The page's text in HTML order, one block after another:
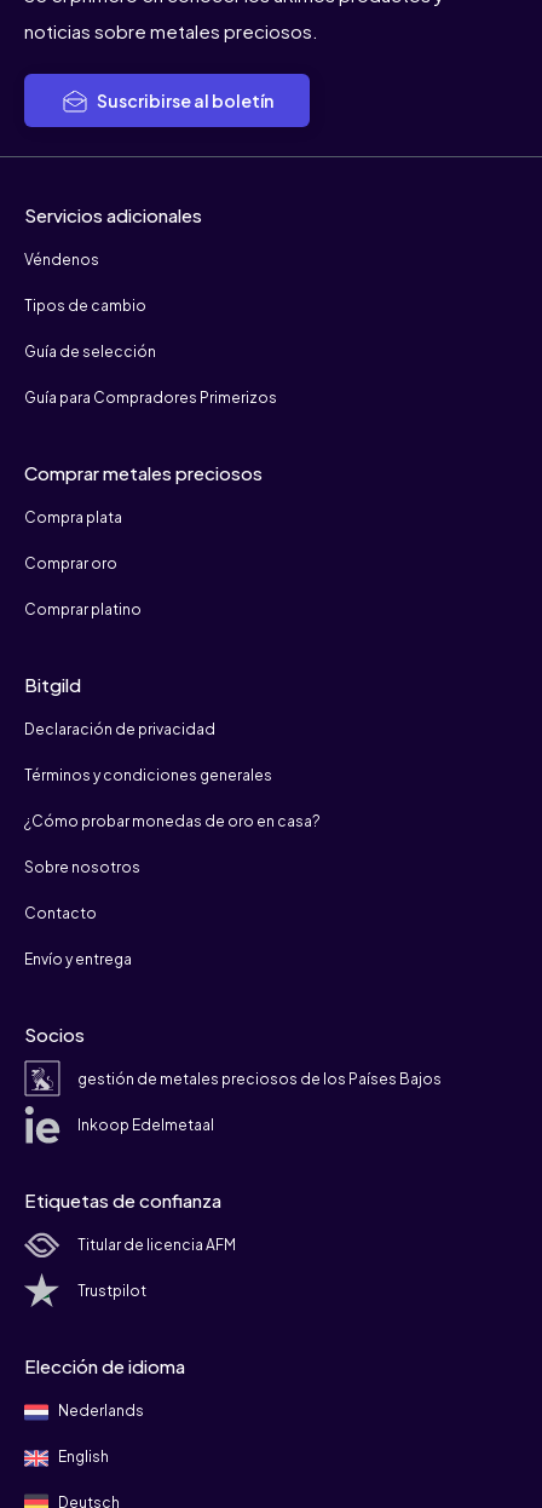
noticias sobre metales preciosos.
Suscribirse al boletín
Servicios adicionales
Véndenos
Tipos de cambio
Guía de selección
Guía para Compradores Primerizos
Comprar metales preciosos
Compra plata
Comprar oro
Comprar platino
Bitgild
Declaración de privacidad
Términos y condiciones generales
¿Cómo probar monedas de oro en casa?
Sobre nosotros
Contacto
Envío y entrega
Socios
gestión de metales preciosos de los Países Bajos
Inkoop Edelmetaal
Etiquetas de confianza
Titular de licencia AFM
Trustpilot
Elección de idioma
Nederlands
English
Deutsch